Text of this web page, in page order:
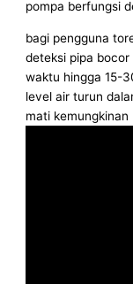
pompa berfungsi
bagi pengguna
deteksi pipa
waktu hingga 15-
level air turun
mati